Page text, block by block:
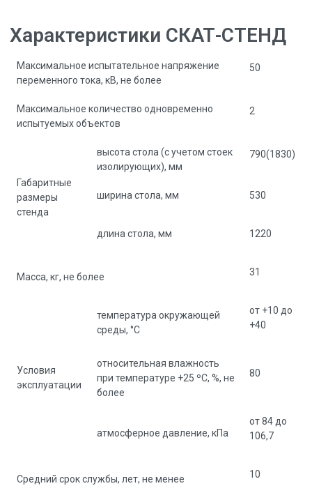
Характеристики СКАТ-СТЕНД
Максимальное испытательное напряжение
переменного тока, кВ, не более
50
Максимальное количество одновременно
испытуемых объектов
2
Габаритные
размеры
стенда
высота стола (с учетом стоек
изолирующих), мм
790(1830)
ширина стола, мм 530
длина стола, мм 1220
Масса, кг, не более 31
Условия
эксплуатации
температура окружающей
среды, °С
от +10 до
+40
относительная влажность
при температуре +25 ºС, %, не
более
80
атмосферное давление, кПа
от 84 до
106,7
Средний срок службы, лет, не менее 10